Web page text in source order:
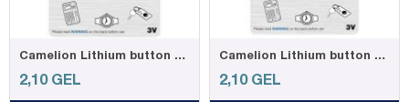
Camelion Lithium button cell CR1616, 1-pc blister
2,10 GEL
Camelion Lithium button cell CR2016, 1-pc blister
2,10 GEL